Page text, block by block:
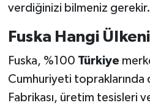
verdiğinizi bilmeniz gerekir.
Fuska Hangi
Fuska, %100 Türkiye
Cumhuriyeti topraklarında
Fabrikası, üretim tesisleri